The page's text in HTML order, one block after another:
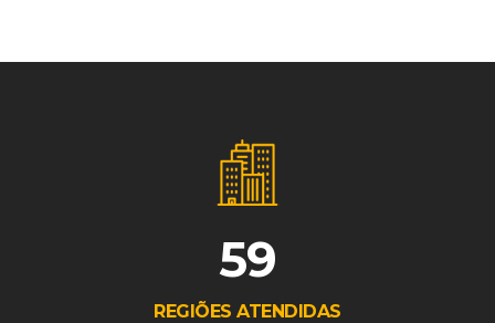
59
REGIÕES ATENDIDAS